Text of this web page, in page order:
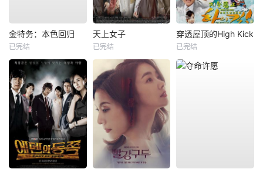
金特务：本色回归
已完结
天上女子
已完结
穿透屋顶的High Kick
已完结